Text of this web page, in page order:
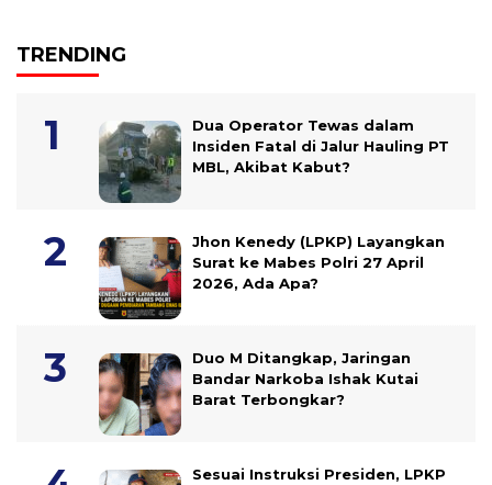
TRENDING
Dua Operator Tewas dalam
Insiden Fatal di Jalur Hauling PT
MBL, Akibat Kabut?
Jhon Kenedy (LPKP) Layangkan
Surat ke Mabes Polri 27 April
2026, Ada Apa?
Duo M Ditangkap, Jaringan
Bandar Narkoba Ishak Kutai
Barat Terbongkar?
Sesuai Instruksi Presiden, LPKP